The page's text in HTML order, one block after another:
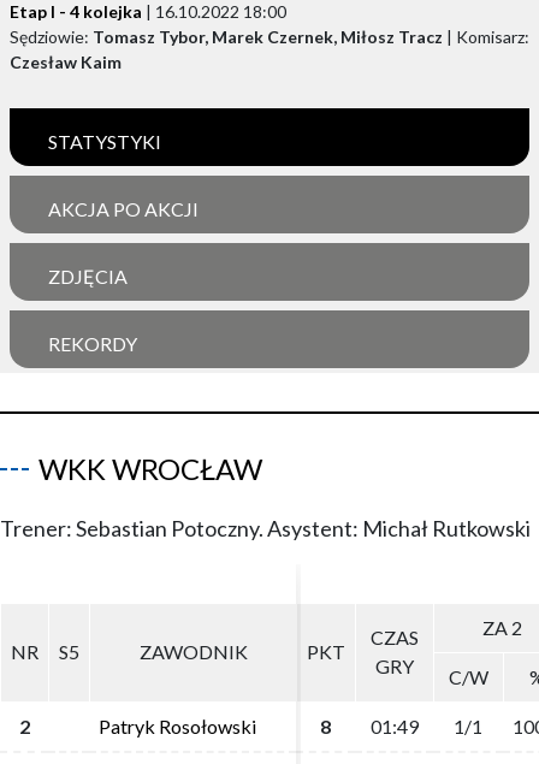
Etap I - 4 kolejka | 16.10.2022 18:00
Sędziowie: Tomasz Tybor, Marek Czernek, Miłosz Tracz | Komisarz:
Czesław Kaim
STATYSTYKI
AKCJA PO AKCJI
ZDJĘCIA
REKORDY
WKK WROCŁAW
Trener: Sebastian Potoczny. Asystent: Michał Rutkowski
NR S5 ZAWODNIK PKT
CZAS
GRY
ZA 2
C/W
2 Patryk Rosołowski 8 01:49 1/1
NR S5 ZAWODNIK PKT
CZAS
GRY
ZA 2
C/W
2 Patryk Rosołowski 8 01:49 1/1